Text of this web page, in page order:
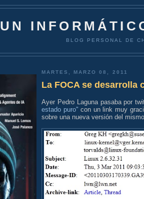
UN
BLOG PERSONAL DE
MARTES, MARZO 08, 2011
La FOCA se desarrolla
Ayer Pedro Laguna pasaba por
estado puro" con un link muy
sobre una nueva versión del